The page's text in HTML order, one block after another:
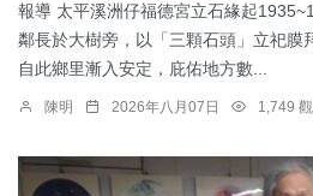
報導 太平溪洲仔福德宮立石緣起
鄰長於大樹旁，以「三顆石頭」立祀膜
自此鄉里漸入安定，庇佑地方數...
陳明 2026年八月07日 1,749